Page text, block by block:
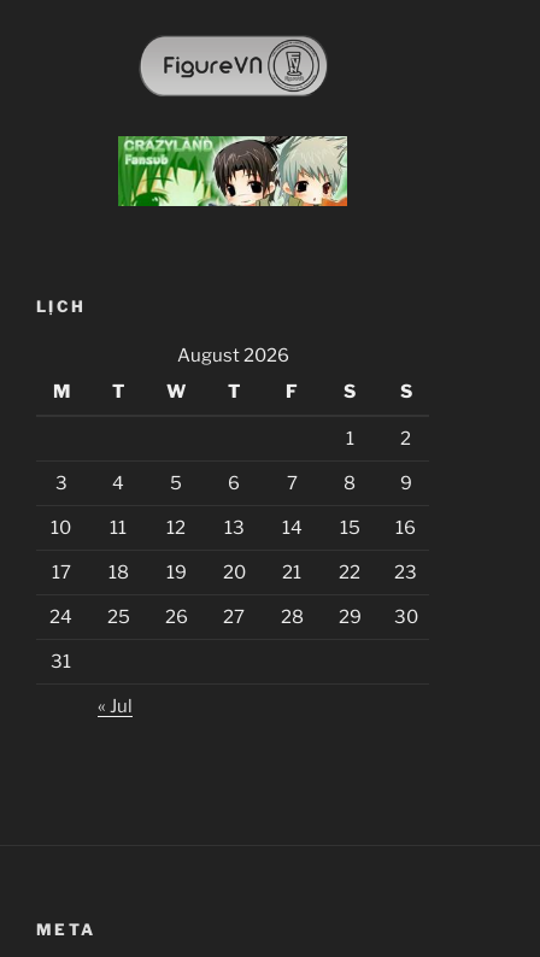
LỊCH
August 2026
M
T W T F S S
1 2
3 4 5 6 7 8 9
10 11 12 13 14 15 16
17 18 19 20 21 22 23
24 25 26 27 28 29 30
31
« Jul
META